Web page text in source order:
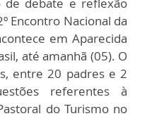
Encontro Nacional da
em Aparecida
até amanhã (05). O
entre 20 padres e 2
referentes à
do Turismo no